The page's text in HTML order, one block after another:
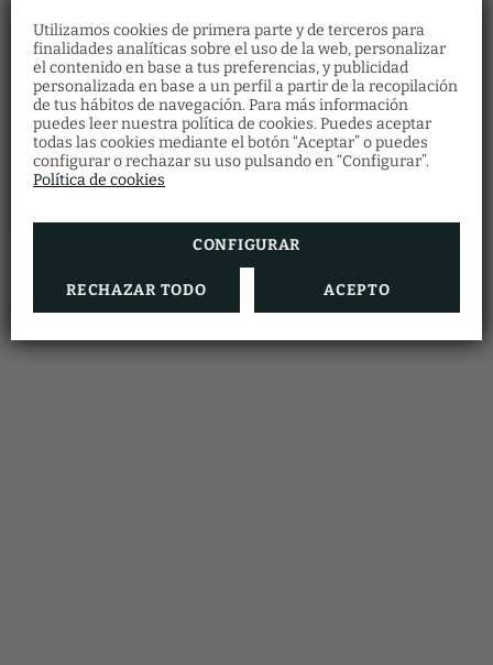
Utilizamos cookies de primera parte y de terceros para
finalidades analíticas sobre el uso de la web, personalizar
el contenido en base a tus preferencias, y publicidad
personalizada en base a un perfil a partir de la recopilación
de tus hábitos de navegación. Para más información
puedes leer nuestra política de cookies. Puedes aceptar
todas las cookies mediante el botón “Aceptar” o puedes
configurar o rechazar su uso pulsando en “Configurar”.
Política de cookies
CONFIGURAR
RECHAZAR TODO ACEPTO
Restaurante
Haz tu reserva en el restaurante
cumplimentando el formulario.
Bonos regalo
Descubre nuestros bonos regalo y ofrece a
tus seres queridos multitud de experiencias
VER MÁS